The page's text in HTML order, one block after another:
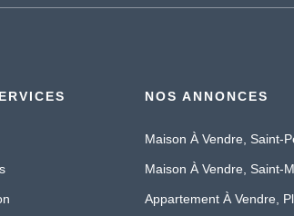
NOS ANNONCES
Maison À Vendre, Saint-
Maison À Vendre, Saint-
Appartement À Vendre,